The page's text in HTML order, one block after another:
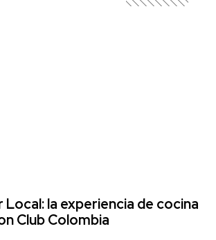
Local: la experiencia de cocina
Club Colombia